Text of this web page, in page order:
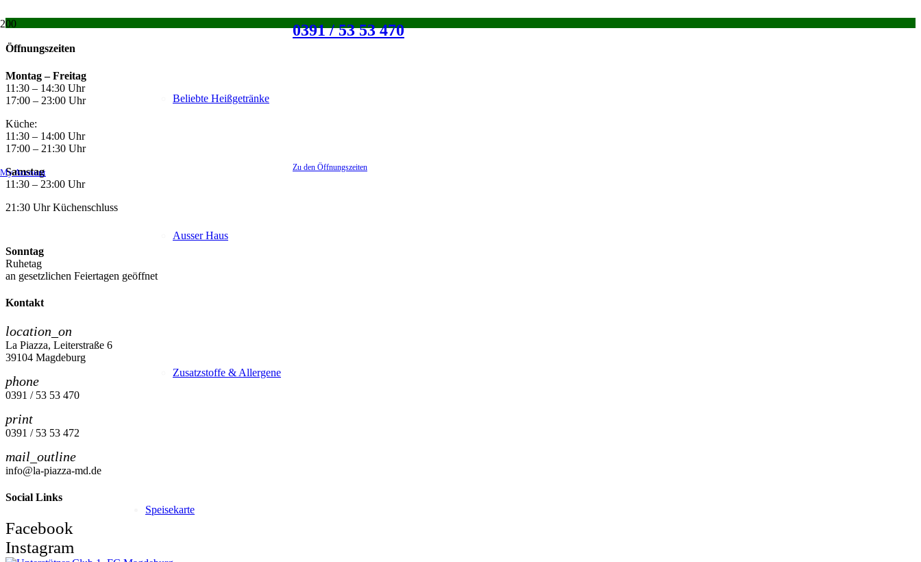
Beliebte Heißgetränke
Ausser Haus
Zusatzstoffe & Allergene
Speisekarte
0391 / 53 53 470
Zu den Öffnungszeiten
My Account
Öffnungszeiten
Montag –Freitag
11:30 – 14:30 Uhr
17:00 – 23:00 Uhr
Küche:
11:30 – 14:00 Uhr
17:00 – 21:30 Uhr
Samstag
11:30 – 23:00 Uhr
21:30 Uhr Küchenschluss
Sonntag
Ruhetag
an gesetzlichen Feiertagen geöffnet
Kontakt
location_on
La Piazza, Leiterstraße 6
39104 Magdeburg
phone
0391 / 53 53 470
print
0391 / 53 53 472
mail_outline
info@la-piazza-md.de
Social Links
Facebook
Instagram